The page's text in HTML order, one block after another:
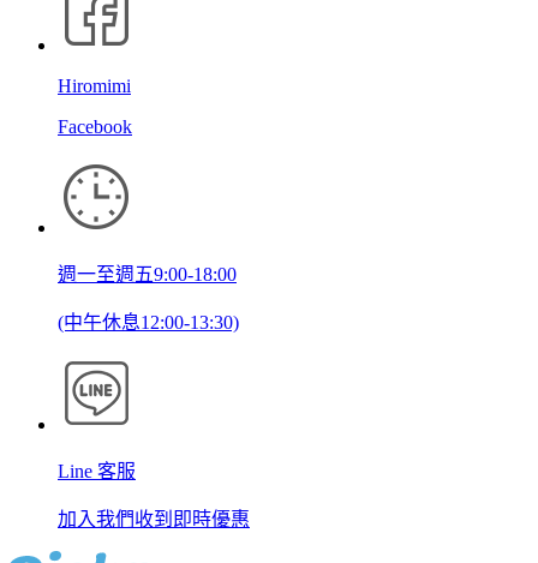
Hiromimi
Facebook
週一至週五9:00-18:00
(中午休息12:00-13:30)
Line 客服
加入我們收到即時優惠